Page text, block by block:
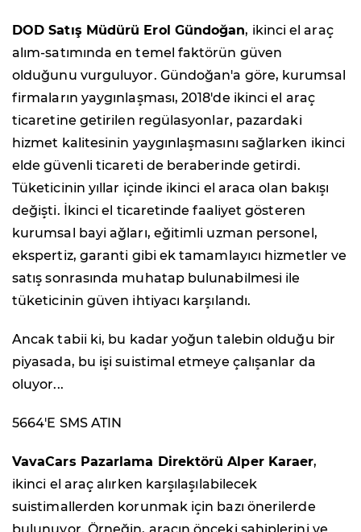
DOD Satış Müdürü Erol Gündoğan, ikinci el araç
alım-satımında en temel faktörün güven
olduğunu vurguluyor. Gündoğan'a göre, kurumsal
firmaların yaygınlaşması, 2018'de ikinci el araç
ticaretine getirilen regülasyonlar, pazardaki
hizmet kalitesinin yaygınlaşmasını sağlarken ikinci
elde güvenli ticareti de beraberinde getirdi.
Tüketicinin yıllar içinde ikinci el araca olan bakışı
değişti. İkinci el ticaretinde faaliyet gösteren
kurumsal bayi ağları, eğitimli uzman personel,
ekspertiz, garanti gibi ek tamamlayıcı hizmetler ve
satış sonrasında muhatap bulunabilmesi ile
tüketicinin güven ihtiyacı karşılandı.
Ancak tabii ki, bu kadar yoğun talebin olduğu bir
piyasada, bu işi suistimal etmeye çalışanlar da
oluyor...
5664'E SMS ATIN
VavaCars Pazarlama Direktörü Alper Karaer,
ikinci el araç alırken karşılaşılabilecek
suistimallerden korunmak için bazı önerilerde
bulunuyor. Örneğin, aracın önceki sahiplerini ve